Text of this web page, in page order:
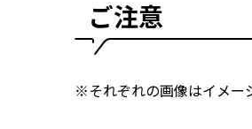
ご注意
※それぞれの画像はイメー